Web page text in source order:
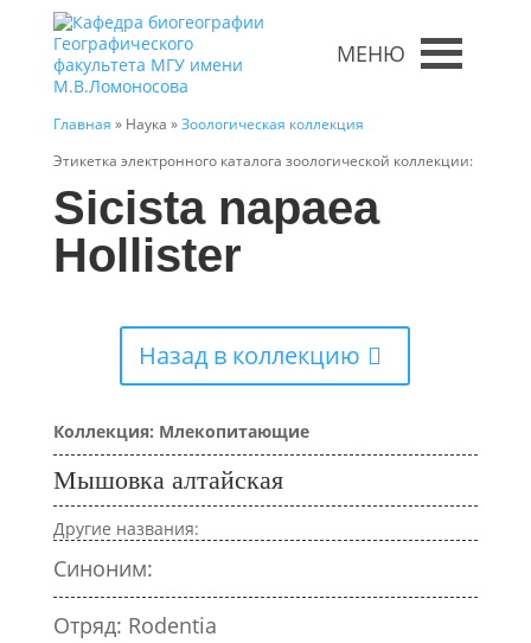
МЕНЮ
Главная » Наука »Зоологическая коллекция
Этикетка электронного каталога зоологической коллекции:
Sicista napaea
Hollister
Назад в коллекцию
Коллекция: Млекопитающие
Мышовка алтайская
Другие названия:
Синоним:
Отряд: Rodentia